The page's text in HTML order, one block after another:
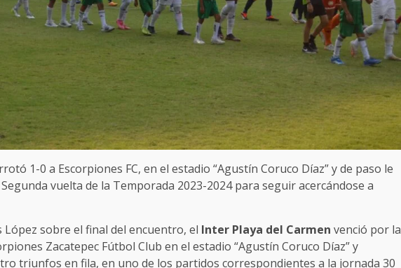
1-0 a Escorpiones FC, en el estadio “Agustín Coruco Díaz” y de paso le
vuelta de la Temporada 2023-2024 para seguir acercándose a
sobre el final del encuentro, el Inter Playa del Carmen venció por la
Zacatepec Fútbol Club en el estadio “Agustín Coruco Díaz” y
triunfos en fila, en uno de los partidos correspondientes a la jornada 30